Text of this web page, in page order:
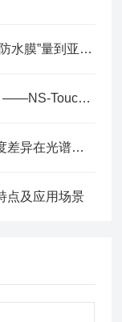
疏水层纳米厚度测量仪：把“看不见的防水膜”量到亚纳米
疏水层只有“一百个原子”厚，怎么测？——NS-Touch正在改变这件事
光学纳米级测厚仪：让埃米尺度的厚度差异在光谱中显形
点及应用场景